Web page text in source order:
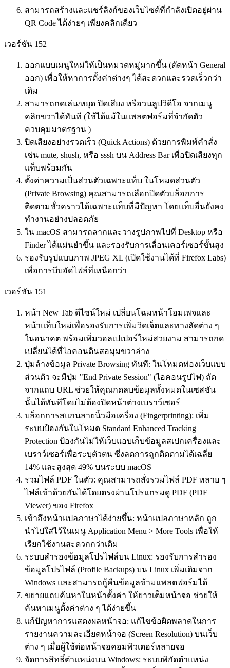
สามารถสร้างและแชร์ลิงก์ของเว็บไซต์ที่กำลังเปิดอยู่ผ่าน
QR Code ได้ง่ายๆ เพียงคลิกเดียว
เวอร์ชัน 152
ออกแบบเมนูใหม่ให้เป็นหมวดหมู่มากขึ้น (ตัดหน้า General
ออก) เพื่อให้หาการตั้งค่าต่างๆ ได้สะดวกและรวดเร็วกว่า
เดิม
สามารถกดเล่น/หยุด ปิดเสียง หรือวนลูปวิดีโอ จากเมนู
คลิกขวาได้ทันที (ใช้ได้แม้ในแพลตฟอร์มที่จำกัดตัว
ควบคุมมาตรฐาน )
ปิดเสียงอย่างรวดเร็ว (Quick Actions) ด้วยการพิมพ์คำสั่ง
เช่น mute, shush, หรือ sssh บน Address Bar เพื่อปิดเสียงทุก
แท็บพร้อมกัน
ตั้งค่าความเป็นส่วนตัวเฉพาะแท็บ ในโหมดส่วนตัว
(Private Browsing) คุณสามารถเลือกปิดตัวบล็อกการ
ติดตามชั่วคราวได้เฉพาะแท็บที่มีปัญหา โดยแท็บอื่นยังคง
ทำงานอย่างปลอดภัย
ใน macOS สามารถลากและวางรูปภาพไปที่ Desktop หรือ
Finder ได้แม่นยำขึ้น และรองรับการเลื่อนเคอร์เซอร์ขั้นสูง
รองรับรูปแบบภาพ JPEG XL (เปิดใช้งานได้ที่ Firefox Labs)
เพื่อการบีบอัดไฟล์ที่เหนือกว่า
เวอร์ชัน 151
หน้า New Tab ดีไซน์ใหม่ เปลี่ยนโฉมหน้าโฮมเพจและ
หน้าแท็บใหม่เพื่อรองรับการเพิ่มวิดเจ็ตและทางลัดต่าง ๆ
ในอนาคต พร้อมเพิ่มวอลเปเปอร์ใหม่สวยงาม สามารถกด
เปลี่ยนได้ที่ไอคอนดินสอมุมขวาล่าง
ปุ่มล้างข้อมูล Private Browsing ทันที: ในโหมดท่องเว็บแบบ
ส่วนตัว จะมีปุ่ม "End Private Session" (ไอคอนรูปไฟ) ถัด
จากแถบ URL ช่วยให้คุณกดลบข้อมูลทั้งหมดในเซสชัน
นั้นได้ทันทีโดยไม่ต้องปิดหน้าต่างเบราว์เซอร์
บล็อกการสแกนลายนิ้วมือเครื่อง (Fingerprinting): เพิ่ม
ระบบป้องกันในโหมด Standard Enhanced Tracking
Protection ป้องกันไม่ให้เว็บแอบเก็บข้อมูลสเปกเครื่องและ
เบราว์เซอร์เพื่อระบุตัวตน ซึ่งลดการถูกติดตามได้เฉลี่ย
14% และสูงสุด 49% บนระบบ macOS
รวมไฟล์ PDF ในตัว: คุณสามารถสั่งรวมไฟล์ PDF หลาย ๆ
ไฟล์เข้าด้วยกันได้โดยตรงผ่านโปรแกรมดู PDF (PDF
Viewer) ของ Firefox
เข้าถึงหน้าแปลภาษาได้ง่ายขึ้น: หน้าแปลภาษาหลัก ถูก
นำไปใส่ไว้ในเมนู Application Menu > More Tools เพื่อให้
เรียกใช้งานสะดวกกว่าเดิม
ระบบสำรองข้อมูลโปรไฟล์บน Linux: รองรับการสำรอง
ข้อมูลโปรไฟล์ (Profile Backups) บน Linux เพิ่มเติมจาก
Windows และสามารถกู้คืนข้อมูลข้ามแพลตฟอร์มได้
ขยายแถบค้นหาในหน้าตั้งค่า ให้ยาวเต็มหน้าจอ ช่วยให้
ค้นหาเมนูตั้งค่าต่าง ๆ ได้ง่ายขึ้น
แก้ปัญหาการแสดงผลหน้าจอ: แก้ไขข้อผิดพลาดในการ
รายงานความละเอียดหน้าจอ (Screen Resolution) บนเว็บ
ต่าง ๆ เมื่อผู้ใช้ต่อหน้าจอคอมพิวเตอร์หลายจอ
จัดการสิทธิ์ตำแหน่งบน Windows: ระบบพิกัดตำแหน่ง